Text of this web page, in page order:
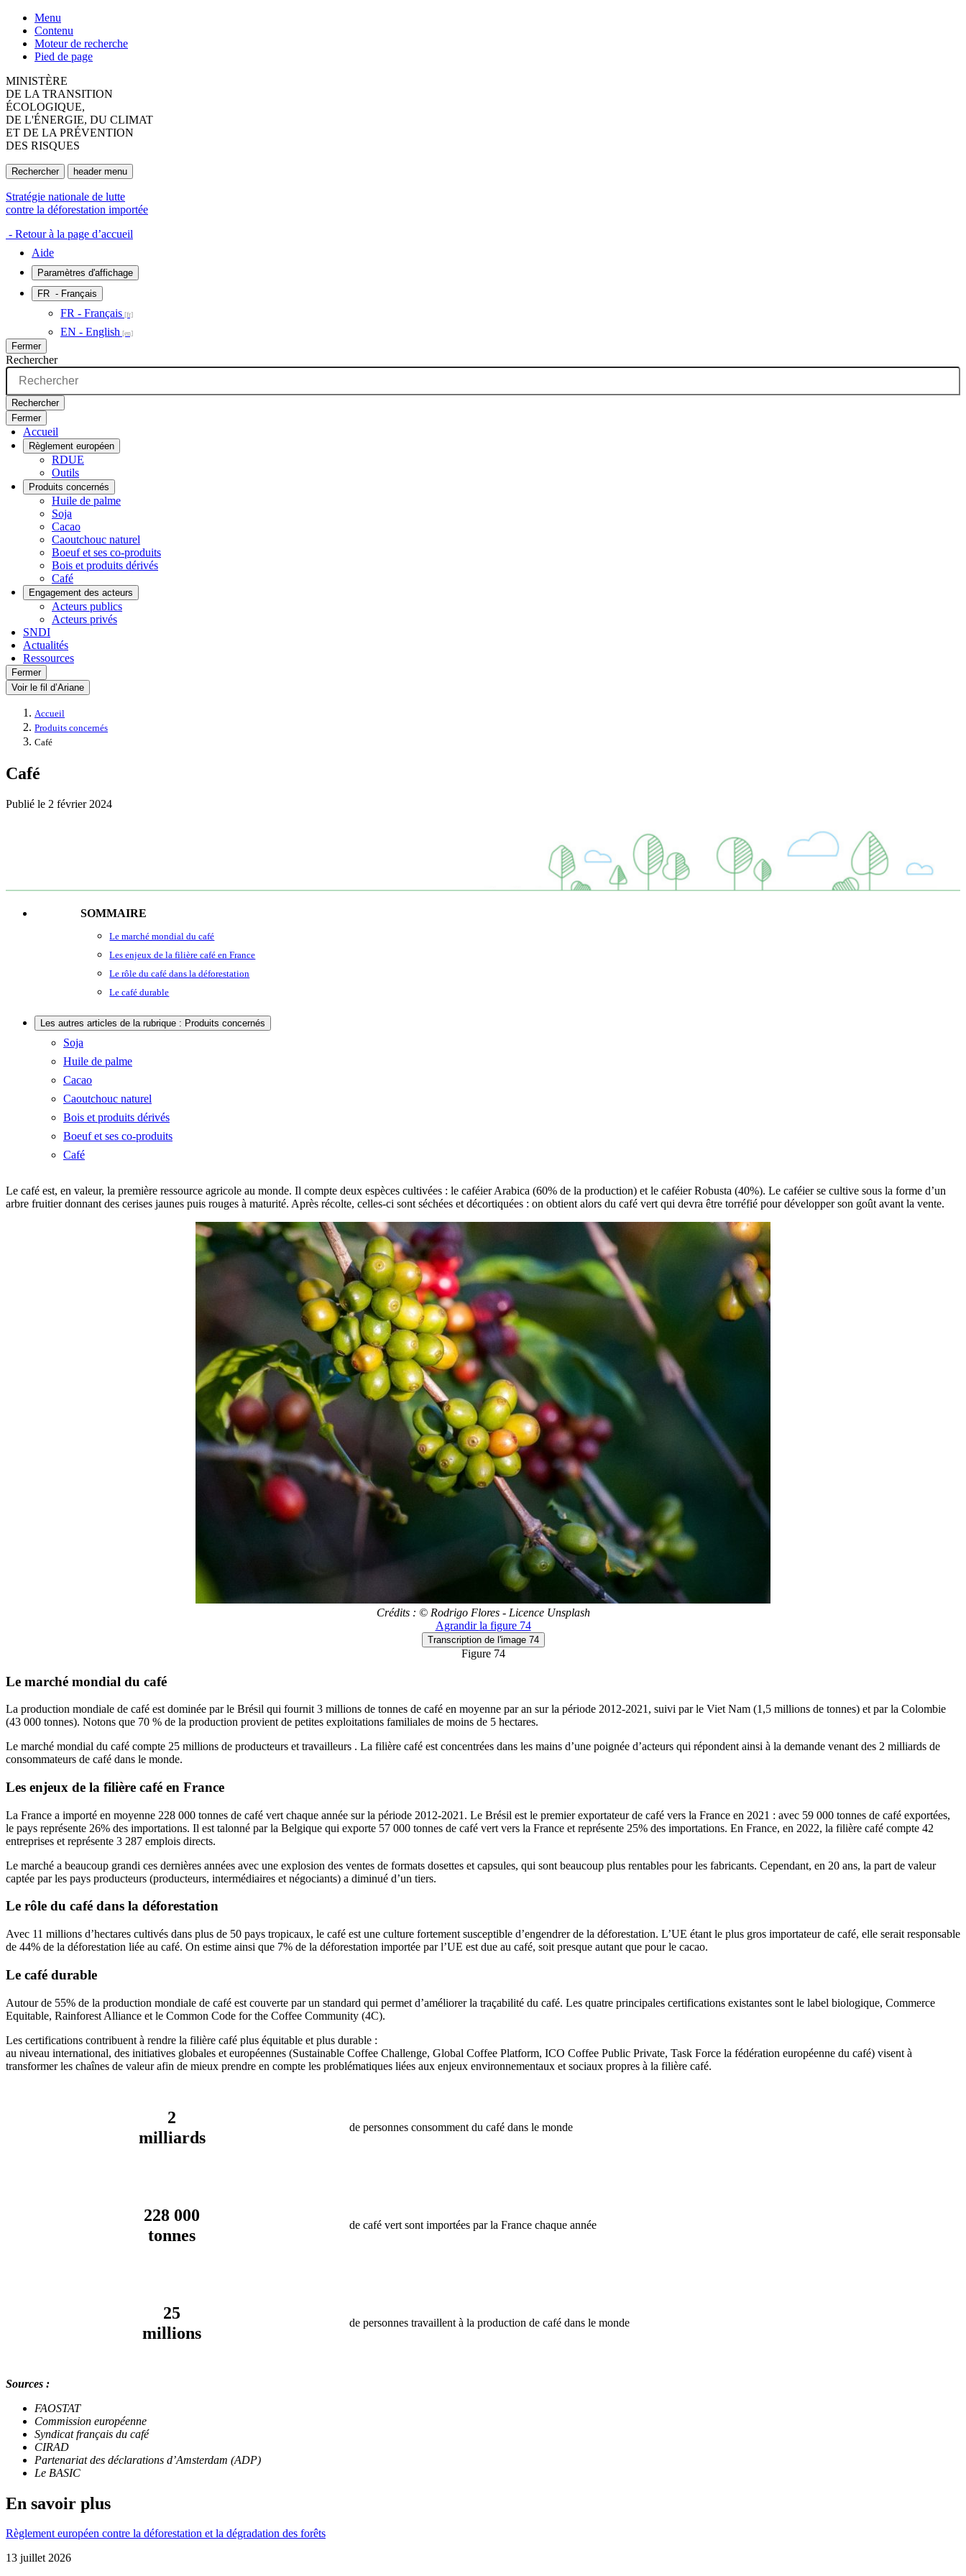
Menu
Contenu
Moteur de recherche
Pied de page
MINISTÈRE
DE LA TRANSITION
ÉCOLOGIQUE,
DE L'ÉNERGIE, DU CLIMAT
ET DE LA PRÉVENTION
DES RISQUES
Rechercher header menu
Stratégie nationale de lutte
contre la déforestation importée
- Retour à la page d’accueil
Aide
Paramètres d'affichage
FR - Français
FR - Français
EN - English
Fermer
Rechercher
Rechercher
Fermer
Accueil
Règlement européen
RDUE
Outils
Produits concernés
Huile de palme
Soja
Cacao
Caoutchouc naturel
Boeuf et ses co-produits
Bois et produits dérivés
Café
Engagement des acteurs
Acteurs publics
Acteurs privés
SNDI
Actualités
Ressources
Fermer
Voir le fil d’Ariane
Accueil
Produits concernés
Café
Café
Publié le 2 février 2024
SOMMAIRE
Le marché mondial du café
Les enjeux de la filière café en France
Le rôle du café dans la déforestation
Le café durable
Les autres articles de la rubrique : Produits concernés
Soja
Huile de palme
Cacao
Caoutchouc naturel
Bois et produits dérivés
Boeuf et ses co-produits
Café
Le café est, en valeur, la première ressource agricole au monde. Il compte deux espèces cultivées : le caféier Arabica (60% de la production) et le caféier Robusta (40%). Le caféier se cultive sous la forme d’un
arbre fruitier donnant des cerises jaunes puis rouges à maturité. Après récolte, celles-ci sont séchées et décortiquées : on obtient alors du café vert qui devra être torréfié pour développer son goût avant la vente.
Crédits : © Rodrigo Flores - Licence Unsplash
Agrandirla figure 74
Transcription de l'image 74
Figure 74
Le marché mondial du café
La production mondiale de café est dominée par le Brésil qui fournit 3 millions de tonnes de café en moyenne par an sur la période 2012-2021, suivi par le Viet Nam (1,5 millions de tonnes) et par la Colombie
(43 000 tonnes). Notons que 70 % de la production provient de petites exploitations familiales de moins de 5 hectares.
Le marché mondial du café compte 25 millions de producteurs et travailleurs . La filière café est concentrées dans les mains d’une poignée d’acteurs qui répondent ainsi à la demande venant des 2 milliards de
consommateurs de café dans le monde.
Les enjeux de la filière café en France
La France a importé en moyenne 228 000 tonnes de café vert chaque année sur la période 2012-2021. Le Brésil est le premier exportateur de café vers la France en 2021 : avec 59 000 tonnes de café exportées,
le pays représente 26% des importations. Il est talonné par la Belgique qui exporte 57 000 tonnes de café vert vers la France et représente 25% des importations. En France, en 2022, la filière café compte 42
entreprises et représente 3 287 emplois directs.
Le marché a beaucoup grandi ces dernières années avec une explosion des ventes de formats dosettes et capsules, qui sont beaucoup plus rentables pour les fabricants. Cependant, en 20 ans, la part de valeur
captée par les pays producteurs (producteurs, intermédiaires et négociants) a diminué d’un tiers.
Le rôle du café dans la déforestation
Avec 11 millions d’hectares cultivés dans plus de 50 pays tropicaux, le café est une culture fortement susceptible d’engendrer de la déforestation. L’UE étant le plus gros importateur de café, elle serait responsable
de 44% de la déforestation liée au café. On estime ainsi que 7% de la déforestation importée par l’UE est due au café, soit presque autant que pour le cacao.
Le café durable
Autour de 55% de la production mondiale de café est couverte par un standard qui permet d’améliorer la traçabilité du café. Les quatre principales certifications existantes sont le label biologique, Commerce
Equitable, Rainforest Alliance et le Common Code for the Coffee Community (4C).
Les certifications contribuent à rendre la filière café plus équitable et plus durable :
au niveau international, des initiatives globales et européennes (Sustainable Coffee Challenge, Global Coffee Platform, ICO Coffee Public Private, Task Force la fédération européenne du café) visent à
transformer les chaînes de valeur afin de mieux prendre en compte les problématiques liées aux enjeux environnementaux et sociaux propres à la filière café.
2
milliards
de personnes consomment du café dans le monde
228 000
tonnes
de café vert sont importées par la France chaque année
25
millions
de personnes travaillent à la production de café dans le monde
Sources :
FAOSTAT
Commission européenne
Syndicat français du café
CIRAD
Partenariat des déclarations d’Amsterdam (ADP)
Le BASIC
En savoir plus
Règlement européen contre la déforestation et la dégradation des forêts
13 juillet 2026